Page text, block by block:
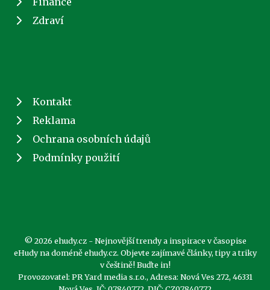
Zdraví
Kontakt
Reklama
Ochrana osobních údajů
Podmínky použití
© 2026 ehudy.cz - Nejnovější trendy a inspirace v časopise
eHudy na doméně ehudy.cz. Objevte zajímavé články, tipy a triky
v češtině! Buďte in!
Provozovatel: PR Yard media s.r.o., Adresa: Nová Ves 272, 46331